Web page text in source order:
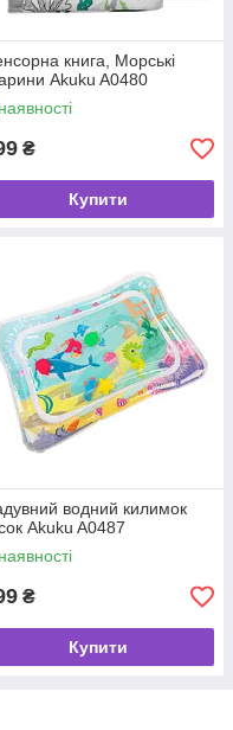
книга, Морські
Akuku A0480
₴
Купити
водний килимок
Akuku A0487
₴
Купити